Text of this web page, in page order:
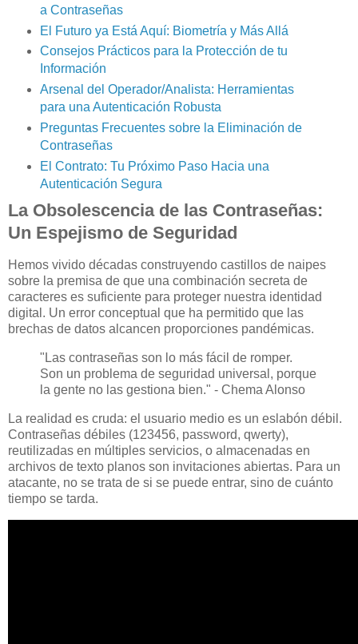
a Contraseñas
El Futuro ya Está Aquí: Biometría y Más Allá
Consejos Prácticos para la Protección de tu
Información
Arsenal del Operador/Analista: Herramientas
para una Autenticación Robusta
Preguntas Frecuentes sobre la Eliminación de
Contraseñas
El Contrato: Tu Próximo Paso Hacia una
Autenticación Segura
La Obsolescencia de las Contraseñas:
Un Espejismo de Seguridad
Hemos vivido décadas construyendo castillos de naipes
sobre la premisa de que una combinación secreta de
caracteres es suficiente para proteger nuestra identidad
digital. Un error conceptual que ha permitido que las
brechas de datos alcancen proporciones pandémicas.
"Las contraseñas son lo más fácil de romper.
Son un problema de seguridad universal, porque
la gente no las gestiona bien." - Chema Alonso
La realidad es cruda: el usuario medio es un eslabón débil.
Contraseñas débiles (123456, password, qwerty),
reutilizadas en múltiples servicios, o almacenadas en
archivos de texto planos son invitaciones abiertas. Para un
atacante, no se trata de si se puede entrar, sino de cuánto
tiempo se tarda.